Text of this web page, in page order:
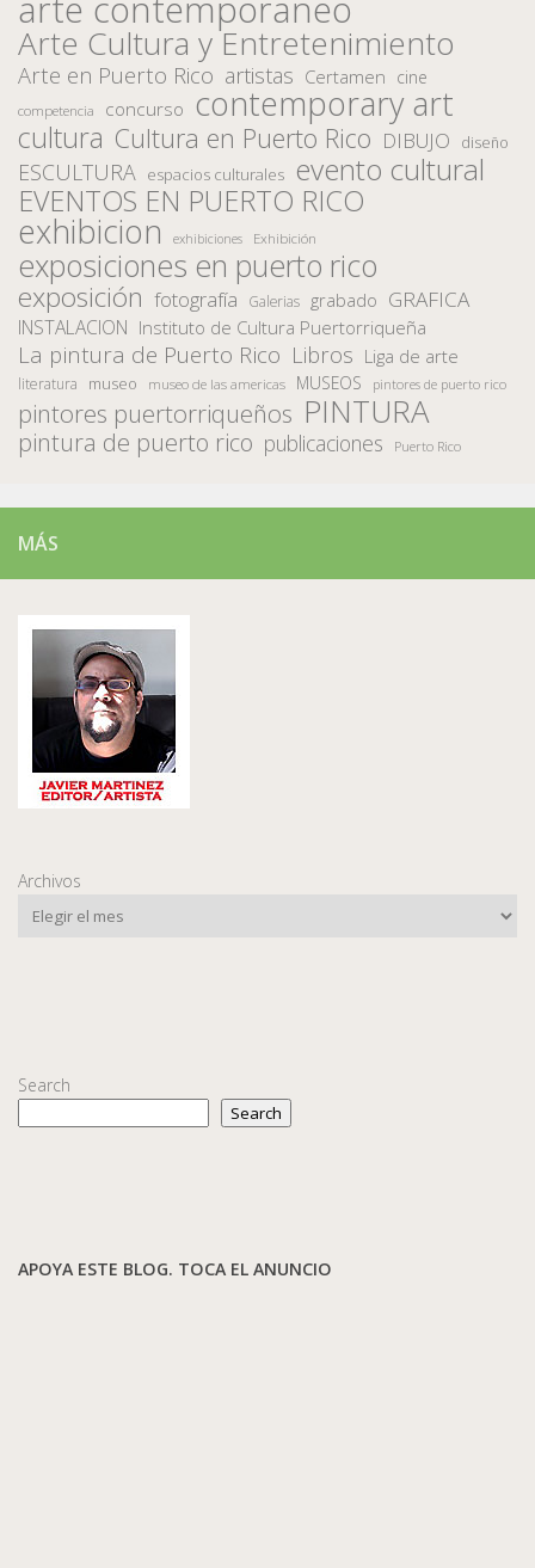
arte contemporaneo
Arte Cultura y Entretenimiento
Arte en Puerto Rico artistas Certamen cine
competencia concurso contemporary art
cultura Cultura en Puerto Rico DIBUJO diseño
ESCULTURA espacios culturales evento cultural
EVENTOS EN PUERTO RICO
exhibicion exhibiciones Exhibición
exposiciones en puerto rico
exposición fotografía Galerias grabado GRAFICA
INSTALACION Instituto de Cultura Puertorriqueña
La pintura de Puerto Rico Libros Liga de arte
literatura museo museo de las americas MUSEOS pintores de puerto rico
pintores puertorriqueños PINTURA
pintura de puerto rico publicaciones Puerto Rico
MÁS
Archivos
Search
Search
APOYA ESTE BLOG. TOCA EL ANUNCIO